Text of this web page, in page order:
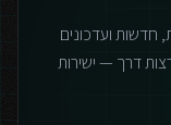
חדשות ועדכונים
דרך — ישירות